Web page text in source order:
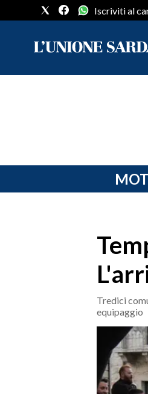
PROVINCIA DI CAGLIARI
Iscriviti al
Tredici
equipaggio